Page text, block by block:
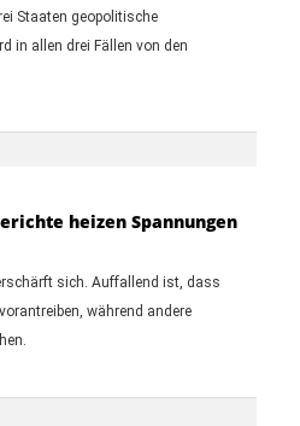
Staaten geopolitische
in allen drei Fällen von den
heizen Spannungen
sich. Auffallend ist, dass
während andere